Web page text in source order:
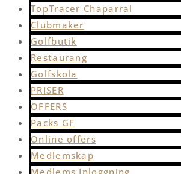
TopTracer Chaparral
Clubmaker
Golfbutik
Restaurang
Golfskola
PRISER
OFFERS
Packs GF
Online offers
Medlemskap